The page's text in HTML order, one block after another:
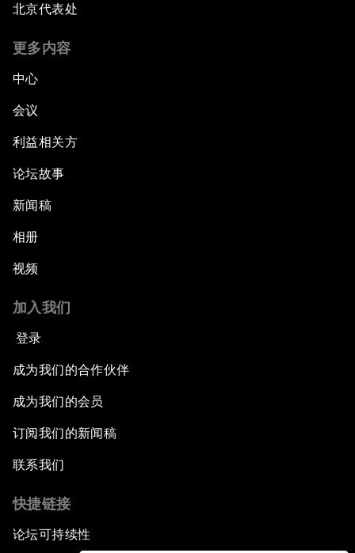
北京代表处
更多内容
中心
会议
利益相关方
论坛故事
新闻稿
相册
视频
加入我们
登录
成为我们的合作伙伴
成为我们的会员
订阅我们的新闻稿
联系我们
快捷链接
论坛可持续性